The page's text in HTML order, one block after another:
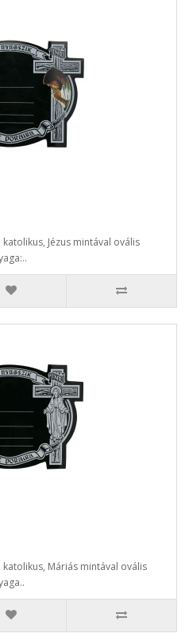
Jézus mintával ovális
Máriás mintával ovális